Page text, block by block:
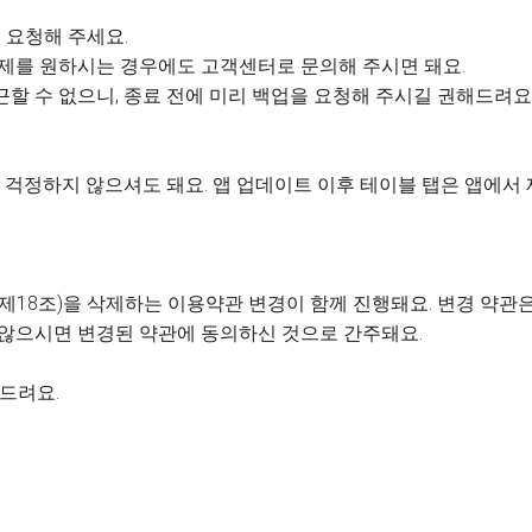
청해 주세요.
를 원하시는 경우에도 고객센터로 문의해 주시면 돼요.
수 없으니, 종료 전에 미리 백업을 요청해 주시길 권해드려
정하지 않으셔도 돼요. 앱 업데이트 이후 테이블 탭은 앱에서
조)을 삭제하는 이용약관 변경이 함께 진행돼요. 변경 약
으시면 변경된 약관에 동의하신 것으로 간주돼요.
려요.